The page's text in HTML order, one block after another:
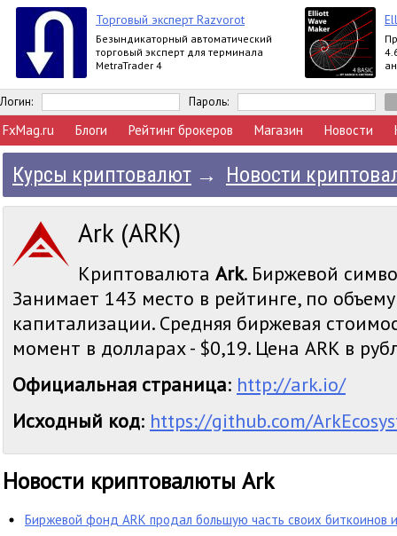
Торговый эксперт Razvorot
Безындикаторный автоматический
торговый эксперт для терминала
MetraTrader 4
Логин: Пароль:
FxMag.ru Блоги Рейтинг брокеров Магазин Новости
Курсы криптовалют → Новости
Ark (ARK)
Криптовалюта Ark. Биржевой
Занимает 143 место в рейтинге, по
капитализации. Средняя биржевая
момент в долларах - $0,19. Цена ARK в
Официальная страница: http://ark.io/
Исходный код: https://github.com/
Новости криптовалюты Ark
Биржевой фонд ARK продал большую часть своих биткоинов